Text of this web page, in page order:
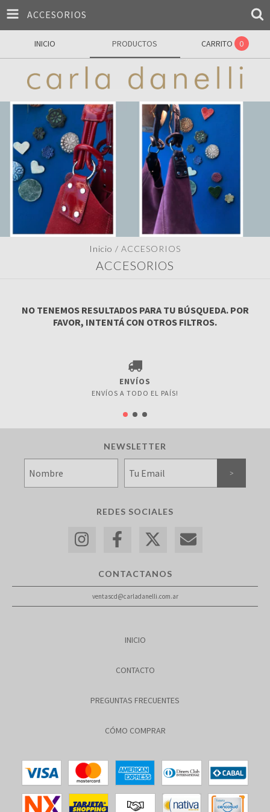
ACCESORIOS
INICIO PRODUCTOS CARRITO 0
Inicio / ACCESORIOS
ACCESORIOS
NO TENEMOS RESULTADOS PARA TU BÚSQUEDA. POR
FAVOR, INTENTÁ CON OTROS FILTROS.
ENVÍOS
ENVÍOS A TODO EL PAÍS!
NEWSLETTER
REDES SOCIALES
CONTACTANOS
ventascd@carladanelli.com.ar
INICIO
CONTACTO
PREGUNTAS FRECUENTES
CÓMO COMPRAR